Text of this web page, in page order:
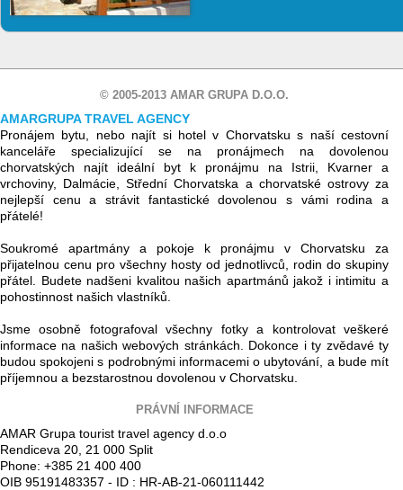
© 2005-2013 AMAR GRUPA D.O.O.
AMARGRUPA TRAVEL AGENCY
Pronájem bytu, nebo najít si hotel v Chorvatsku s naší cestovní
kanceláře specializující se na pronájmech na dovolenou
chorvatských najít ideální byt k pronájmu na Istrii, Kvarner a
vrchoviny, Dalmácie, Střední Chorvatska a chorvatské ostrovy za
nejlepší cenu a strávit fantastické dovolenou s vámi rodina a
přátelé!
Soukromé apartmány a pokoje k pronájmu v Chorvatsku za
přijatelnou cenu pro všechny hosty od jednotlivců, rodin do skupiny
přátel. Budete nadšeni kvalitou našich apartmánů jakož i intimitu a
pohostinnost našich vlastníků.
Jsme osobně fotografoval všechny fotky a kontrolovat veškeré
informace na našich webových stránkách. Dokonce i ty zvědavé ty
budou spokojeni s podrobnými informacemi o ubytování, a bude mít
příjemnou a bezstarostnou dovolenou v Chorvatsku.
PRÁVNÍ INFORMACE
AMAR Grupa tourist travel agency d.o.o
Rendiceva 20, 21 000 Split
Phone: +385 21 400 400
OIB 95191483357 - ID : HR-AB-21-060111442